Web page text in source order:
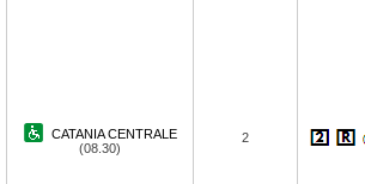
CATANIA CENTRALE
(08.30)
2